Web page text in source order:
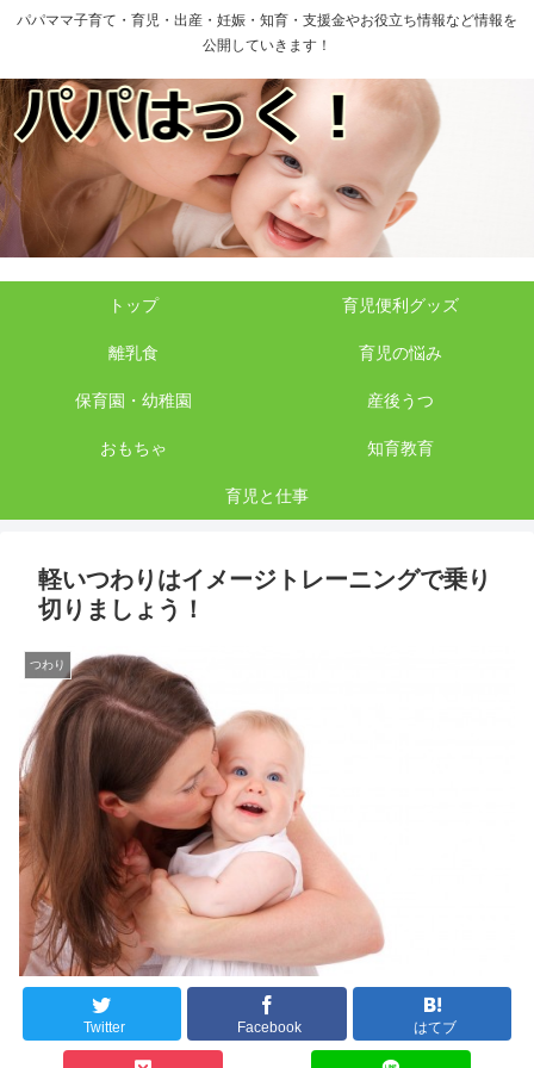
パパママ子育て・育児・出産・妊娠・知育・支援金やお役立ち情報など情報を
公開していきます！
トップ 育児便利グッズ
離乳食 育児の悩み
保育園・幼稚園 産後うつ
おもちゃ 知育教育
育児と仕事
軽いつわりはイメージトレーニングで乗り
切りましょう！
つわり
Twitter Facebook はてブ